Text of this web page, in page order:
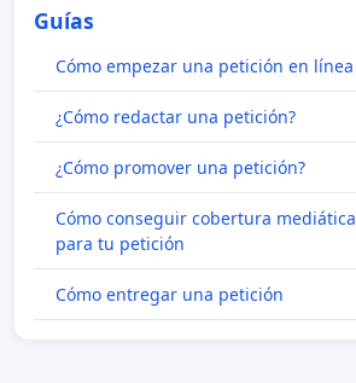
Guías
Cómo empezar una petición en línea
¿Cómo redactar una petición?
¿Cómo promover una petición?
Cómo conseguir cobertura mediática
para tu petición
Cómo entregar una petición